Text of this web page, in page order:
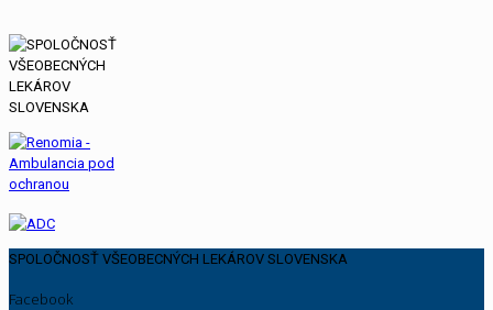
SPOLOČNOSŤ VŠEOBECNÝCH LEKÁROV SLOVENSKA
Facebook